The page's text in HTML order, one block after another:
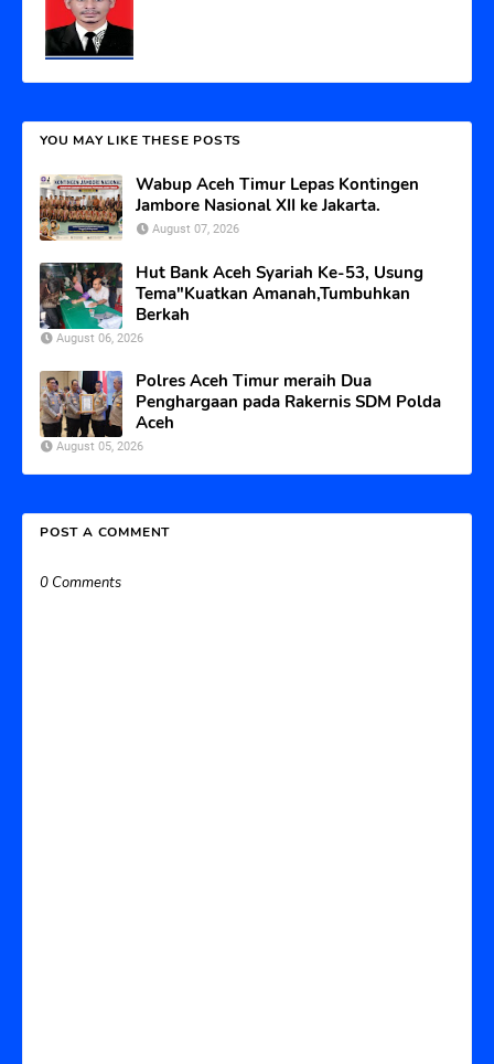
YOU MAY LIKE THESE POSTS
Wabup Aceh Timur Lepas Kontingen
Jambore Nasional XII ke Jakarta.
August 07, 2026
Hut Bank Aceh Syariah Ke-53, Usung
Tema"Kuatkan Amanah,Tumbuhkan
Berkah
August 06, 2026
Polres Aceh Timur meraih Dua
Penghargaan pada Rakernis SDM Polda
Aceh
August 05, 2026
POST A COMMENT
0 Comments